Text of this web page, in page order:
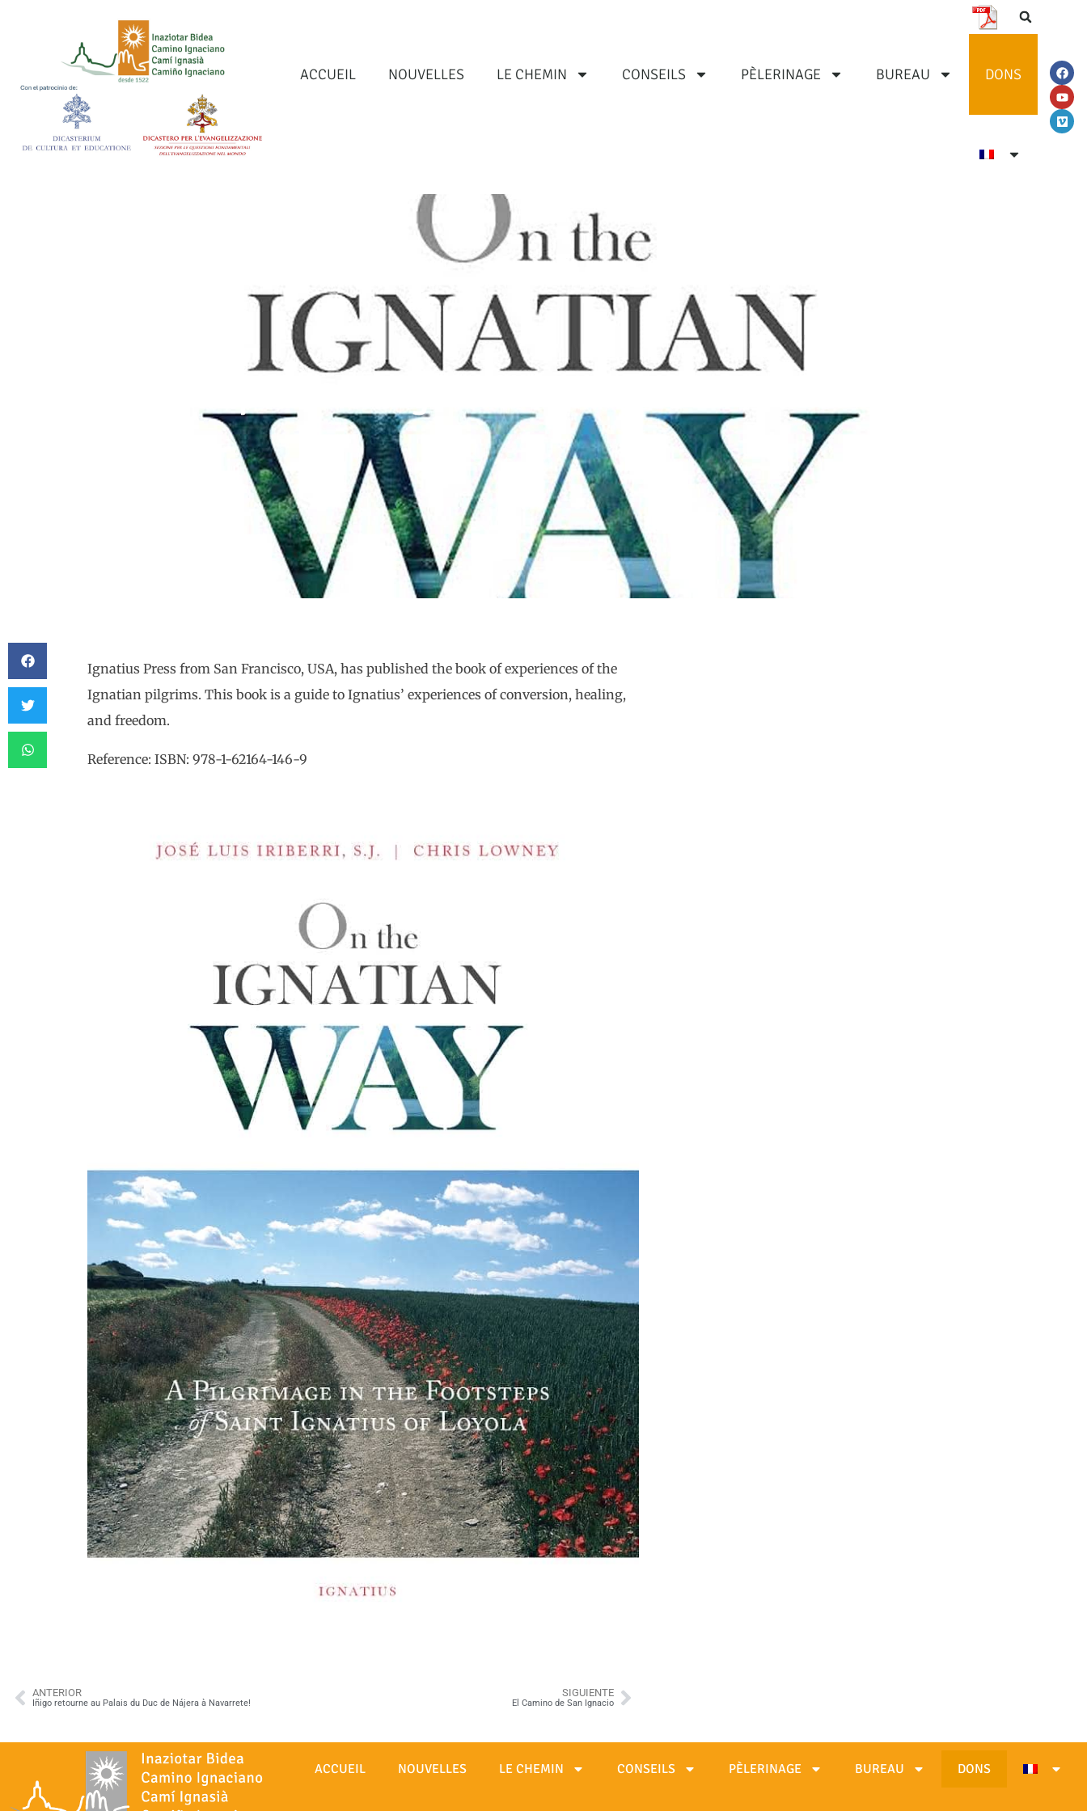
ACCUEIL NOUVELLES LE CHEMIN CONSEILS PÈLERINAGE BUREAU DONS
Ignatius Press from San Francisco, USA, has published the book of experiences of the
Ignatian pilgrims. This book is a guide to Ignatius’ experiences of conversion, healing,
and freedom.
Reference: ISBN: 978-1-62164-146-9
ANTERIOR
Iñigo retourne au Palais du Duc de Nájera à Navarrete!
SIGUIENTE
El Camino de San Ignacio
ACCUEIL NOUVELLES LE CHEMIN CONSEILS PÈLERINAGE BUREAU DONS